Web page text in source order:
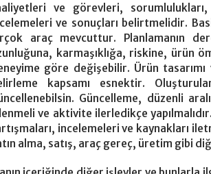
ve görevleri,
ve sonuçları belirtmelidir.
araç mevcuttur. Planlamanın
karmaşıklığa, riskine, ürün
göre değişebilir. Ürün
kapsamı esnektir.
Güncelleme, düzenli
ve aktivite ilerledikçe
incelemeleri ve kaynakları
alma, satış, araç gereç, üretim gibi